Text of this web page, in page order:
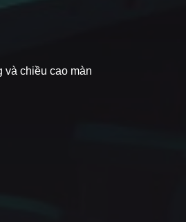
và chiều cao màn